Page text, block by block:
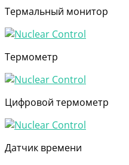
Термальный монитор
Термометр
Цифровой термометр
Датчик времени